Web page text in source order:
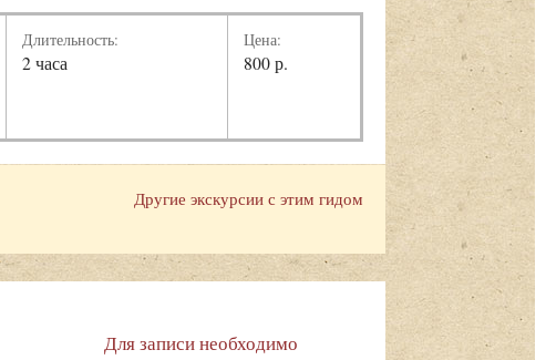
Длительность:
2 часа
Цена:
800 р.
Другие экскурсии с этим гидом
Для записи необходимо